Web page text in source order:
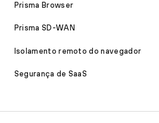
Prisma Browser
Prisma SD-WAN
Isolamento remoto do navegador
Segurança de SaaS